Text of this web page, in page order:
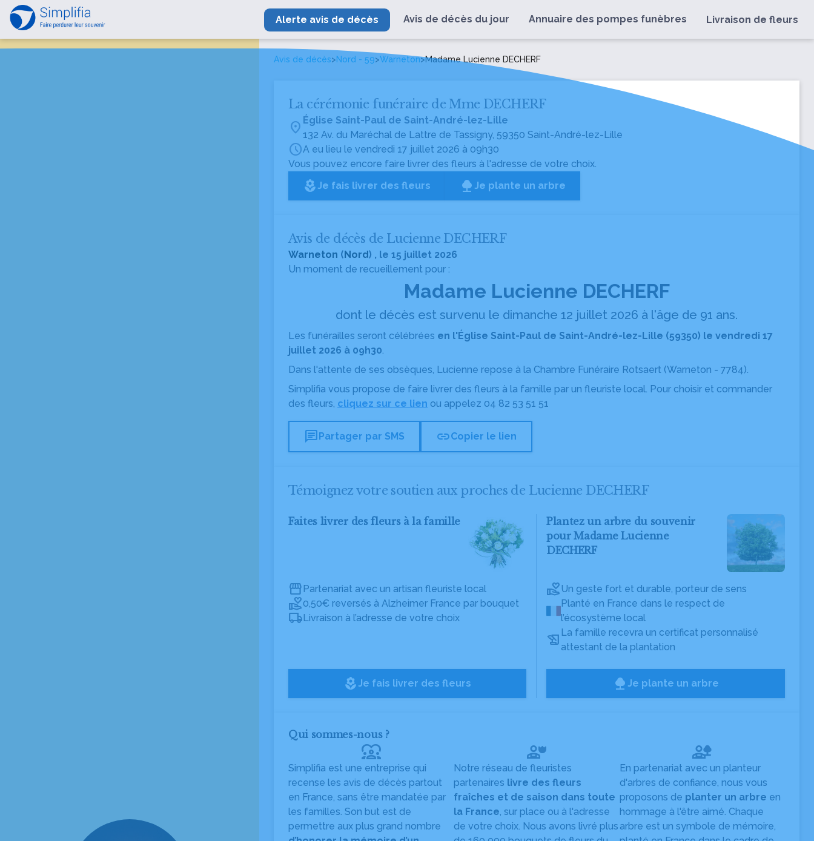
Alerte avis de décès Avis de décès du jour Annuaire des pompes funèbres Livraison de fleurs
Avis de décès>Nord - 59>Warneton>Madame Lucienne DECHERF
La cérémonie funéraire de Mme DECHERF
location_on Église Saint-Paul de Saint-André-lez-Lille
132 Av. du Maréchal de Lattre de Tassigny, 59350 Saint-André-lez-Lille
scheduleA eu lieu le vendredi 17 juillet 2026 à 09h30
Vous pouvez encore faire livrer des fleurs à l'adresse de votre choix.
local_florist Je fais livrer des fleurs Je plante un arbre
Avis de décès de Lucienne DECHERF
Warneton (Nord) , le 15 juillet 2026
Un moment de recueillement pour :
Madame Lucienne DECHERF
dont le décès est survenu le dimanche 12 juillet 2026 à l'âge de 91 ans.
Les funérailles seront célébrées en l'Église Saint-Paul de Saint-André-lez-Lille (59350) le vendredi 17
juillet 2026 à 09h30.
Dans l'attente de ses obsèques, Lucienne repose à la Chambre Funéraire Rotsaert (Warneton - 7784).
Simplifia vous propose de faire livrer des fleurs à la famille par un fleuriste local. Pour choisir et commander
des fleurs, cliquez sur ce lien ou appelez 04 82 53 51 51
chatPartager par SMS linkCopier le lien
Témoignez votre soutien aux proches de Lucienne DECHERF
Faites livrer des fleurs à la famille
Partenariat avec un artisan fleuriste local
0,50€ reversés à Alzheimer France par bouquet
Livraison à l’adresse de votre choix
local_florist Je fais livrer des fleurs
Plantez un arbre du souvenir
pour Madame Lucienne
DECHERF
Un geste fort et durable, porteur de sens
Planté en France dans le respect de
l’écosystème local
La famille recevra un certificat personnalisé
attestant de la plantation
Je plante un arbre
Qui sommes-nous ?
diversity_1
Simplifia est une entreprise qui
recense les avis de décès partout
en France, sans être mandatée par
les familles. Son but est de
permettre aux plus grand nombre
Notre réseau de fleuristes
partenaires livre des fleurs
fraîches et de saison dans toute
la France, sur place ou à l'adresse
de votre choix. Nous avons livré plus
En partenariat avec un planteur
d'arbres de confiance, nous vous
proposons de planter un arbre en
hommage à l'être aimé. Chaque
arbre est un symbole de mémoire,